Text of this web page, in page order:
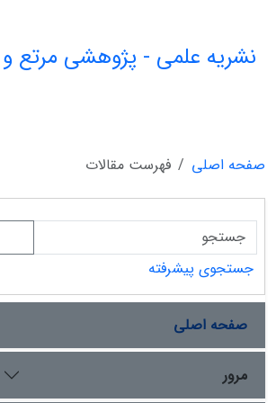
نشریه علمی - پژوهشی مرتع و
صفحه اصلی
فهرست مقالات
جستجوی پیشرفته
صفحه اصلی
مرور